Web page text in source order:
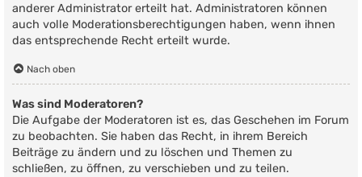
anderer Administrator erteilt hat. Administratoren können
auch volle Moderationsberechtigungen haben, wenn ihnen
das entsprechende Recht erteilt wurde.
Nach oben
Was sind Moderatoren?
Die Aufgabe der Moderatoren ist es, das Geschehen im Forum
zu beobachten. Sie haben das Recht, in ihrem Bereich
Beiträge zu ändern und zu löschen und Themen zu
schließen, zu öffnen, zu verschieben und zu teilen.